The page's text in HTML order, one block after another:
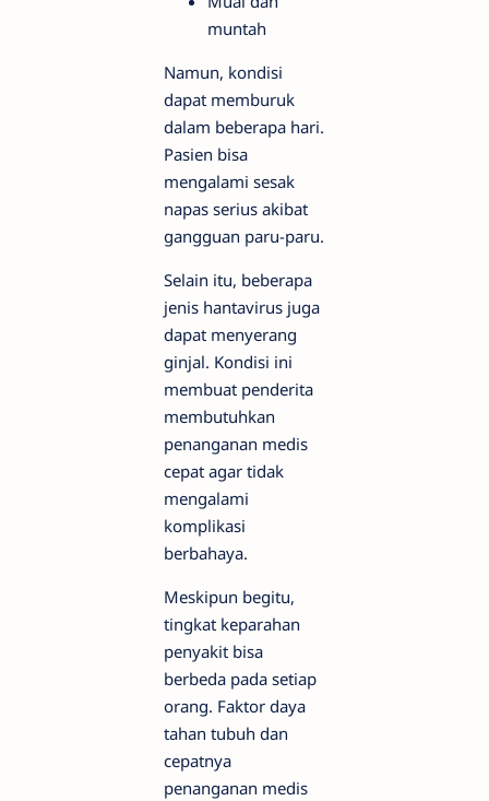
muntah
Namun, kondisi
dapat memburuk
dalam beberapa hari.
Pasien bisa
mengalami sesak
napas serius akibat
gangguan paru-paru.
Selain itu, beberapa
jenis hantavirus juga
dapat menyerang
ginjal. Kondisi ini
membuat penderita
membutuhkan
penanganan medis
cepat agar tidak
mengalami
komplikasi
berbahaya.
Meskipun begitu,
tingkat keparahan
penyakit bisa
berbeda pada setiap
orang. Faktor daya
tahan tubuh dan
cepatnya
penanganan medis